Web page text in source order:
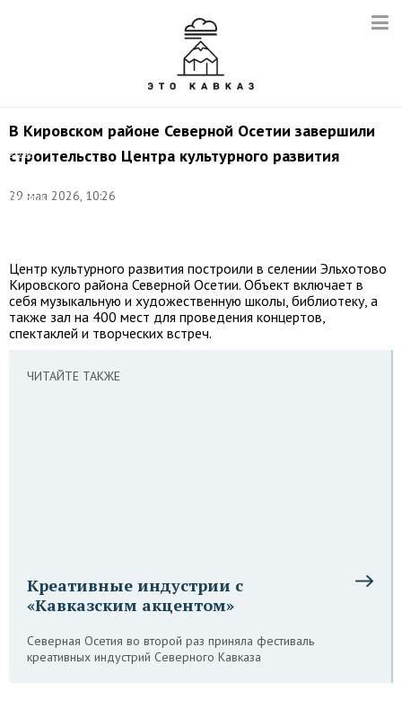
В Кировском районе Северной Осетии завершили
строительство Центра культурного развития
29 мая 2026, 10:26
©
глава
Республики
Осетия
Центр культурного развития построили в селении Эльхотово
Кировского района Северной Осетии. Объект включает в
себя музыкальную и художественную школы, библиотеку, а
также зал на 400 мест для проведения концертов,
спектаклей и творческих встреч.
ЧИТАЙТЕ ТАКЖЕ
Креативные индустрии с
«Кавказским акцентом»
Северная Осетия во второй раз приняла фестиваль
креативных индустрий Северного Кавказа